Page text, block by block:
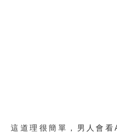
這道理很簡單，男人會